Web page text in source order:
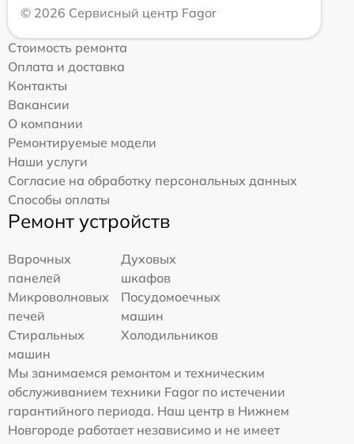
© 2026 Сервисный центр Fagor
Стоимость ремонта
Оплата и доставка
Контакты
Вакансии
О компании
Ремонтируемые модели
Наши услуги
Согласие на обработку персональных данных
Способы оплаты
Ремонт устройств
Варочных
панелей
Духовых
шкафов
Микроволновых
печей
Посудомоечных
машин
Стиральных
машин
Холодильников
Мы занимаемся ремонтом и техническим
обслуживанием техники Fagor по истечении
гарантийного периода. Наш центр в Нижнем
Новгороде работает независимо и не имеет